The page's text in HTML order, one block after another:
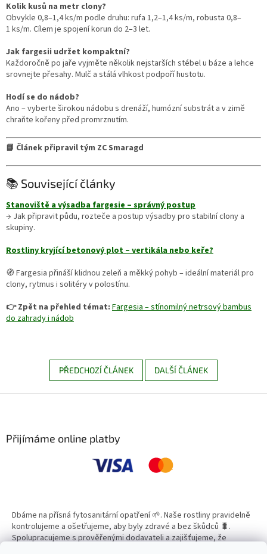
Kolik kusů na metr clony?
Obvykle 0,8–1,4 ks/m podle druhu: rufa 1,2–1,4 ks/m, robusta 0,8–
1 ks/m. Cílem je spojení korun do 2–3 let.
Jak fargesii udržet kompaktní?
Každoročně po jaře vyjměte několik nejstarších stébel u báze a lehce
srovnejte přesahy. Mulč a stálá vlhkost podpoří hustotu.
Hodí se do nádob?
Ano – vyberte širokou nádobu s drenáží, humózní substrát a v zimě
chraňte kořeny před promrznutím.
📘 Článek připravil tým ZC Smaragd
📚 Související články
Stanoviště a výsadba fargesie – správný postup
→ Jak připravit půdu, rozteče a postup výsadby pro stabilní clony a
skupiny.
Rostliny kryjící betonový plot – vertikála nebo keře?
🧭 Fargesia přináší klidnou zeleň a měkký pohyb – ideální materiál pro
clony, rytmus i solitéry v polostínu.
👉 Zpět na přehled témat: Fargesia – stínomilný netrsový bambus
do zahrady i nádob
PŘEDCHOZÍ ČLÁNEK DALŠÍ ČLÁNEK
Přijímáme online platby
Dbáme na přísná fytosanitární opatření 🌱. Naše rostliny pravidelně
kontrolujeme a ošetřujeme, aby byly zdravé a bez škůdců 🐛.
Spolupracujeme s prověřenými dodavateli a zajišťujeme, že